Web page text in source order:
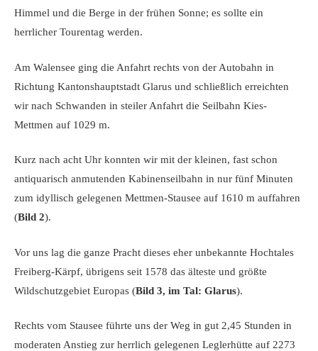
Himmel und die Berge in der frühen Sonne; es sollte ein
herrlicher Tourentag werden.
Am Walensee ging die Anfahrt rechts von der Autobahn in
Richtung Kantonshauptstadt Glarus und schließlich erreichten
wir nach Schwanden in steiler Anfahrt die Seilbahn Kies-
Mettmen auf 1029 m.
Kurz nach acht Uhr konnten wir mit der kleinen, fast schon
antiquarisch anmutenden Kabinenseilbahn in nur fünf Minuten
zum idyllisch gelegenen Mettmen-Stausee auf 1610 m auffahren
(Bild 2).
Vor uns lag die ganze Pracht dieses eher unbekannte Hochtales
Freiberg-Kärpf, übrigens seit 1578 das älteste und größte
Wildschutzgebiet Europas (Bild 3, im Tal: Glarus).
Rechts vom Stausee führte uns der Weg in gut 2,45 Stunden in
moderaten Anstieg zur herrlich gelegenen Leglerhütte auf 2273